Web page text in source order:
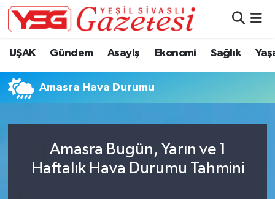
UŞAK Gündem Asayiş Ekonomi Sağlık
Amasra Hava Durumu
Amasra Bugün, Yarın ve 1
Haftalık Hava Durumu Tahmini
Süper Lig Puan Durumu ve Fikstür